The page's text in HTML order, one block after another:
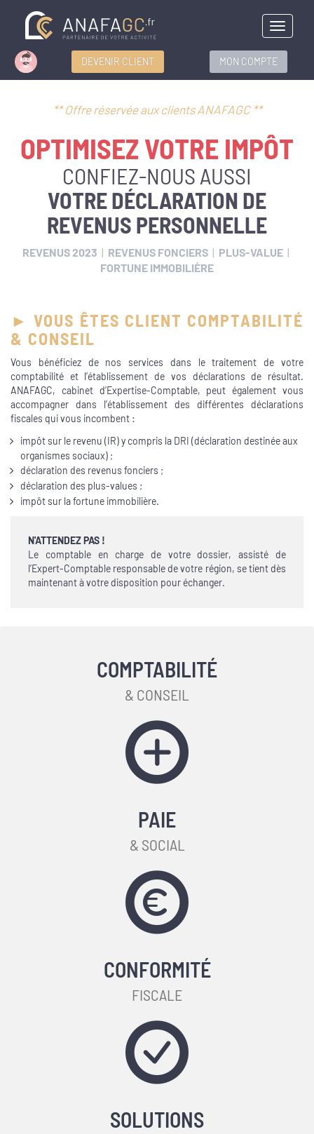
Menu
DEVENIR CLIENT MON COMPTE
** Offre réservée aux clients ANAFAGC **
OPTIMISEZ VOTRE IMPÔT
CONFIEZ-NOUS AUSSI
VOTREDÉCLARATION DE
REVENUS PERSONNELLE
REVENUS 2023 | REVENUS FONCIERS | PLUS-VALUE |
FORTUNE IMMOBILIÈRE
► VOUS ÊTES CLIENT COMPTABILITÉ
& CONSEIL
Vous bénéficiez de nos services dans le traitement de votre
comptabilité et l’établissement de vos déclarations de résultat.
ANAFAGC, cabinet d’Expertise-Comptable, peut également vous
accompagner dans l’établissement des différentes déclarations
fiscales qui vous incombent :
impôt sur le revenu (IR) y compris la DRI (déclaration destinée aux
organismes sociaux) ;
déclaration des revenus fonciers ;
déclaration des plus-values ;
impôt sur la fortune immobilière.
N'ATTENDEZ PAS !
Le comptable en charge de votre dossier, assisté de
l’Expert-Comptable responsable de votre région, se tient dès
maintenant à votre disposition pour échanger.
COMPTABILITÉ
& CONSEIL
PAIE
& SOCIAL
CONFORMITÉ
FISCALE
SOLUTIONS